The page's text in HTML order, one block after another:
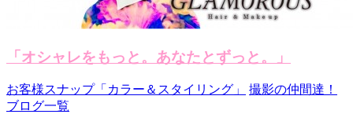
「オシャレをもっと。あなたとずっと。」
お客様スナップ「カラー＆スタイリング」
撮影の仲間達！
ブログ一覧